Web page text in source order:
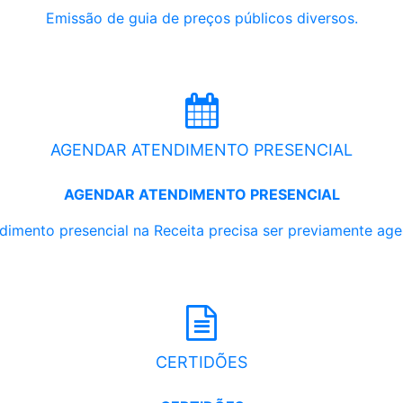
Emissão de guia de preços públicos diversos.
AGENDAR ATENDIMENTO PRESENCIAL
AGENDAR ATENDIMENTO PRESENCIAL
presencial na Receita precisa ser previamente
CERTIDÕES